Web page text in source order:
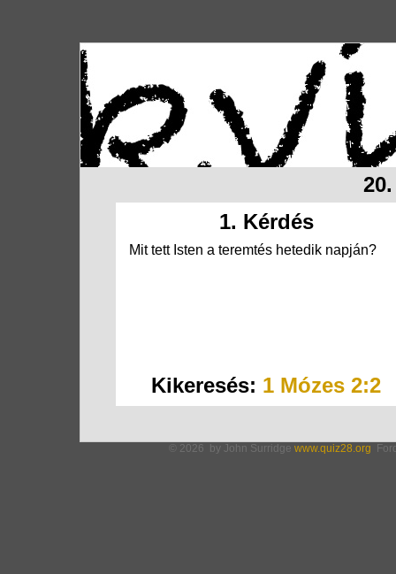
1. Kérdés
Mit tett Isten a teremtés hetedik napján?
Kikeresés: 1 Mózes 2:2
© 2026 by John Surridge www.quiz28.org